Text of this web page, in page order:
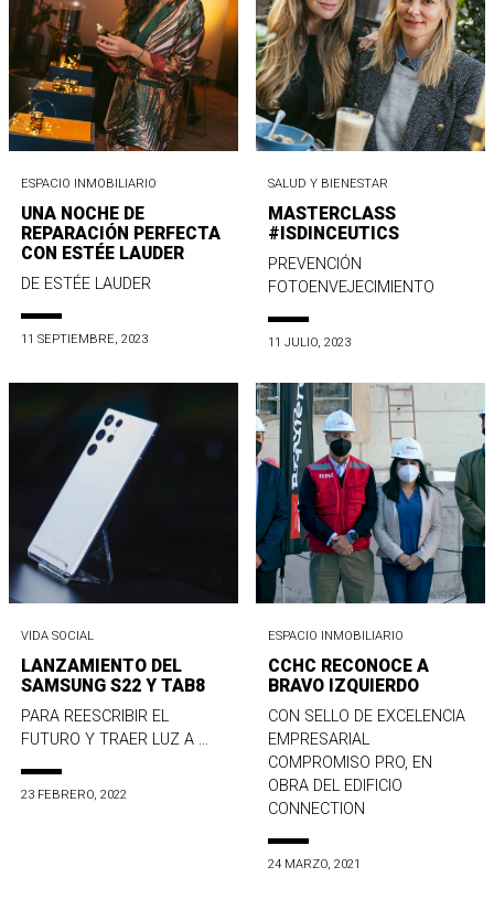
ESPACIO INMOBILIARIO
UNA NOCHE DE
REPARACIÓN PERFECTA
CON ESTÉE LAUDER
DE ESTÉE LAUDER
11 SEPTIEMBRE, 2023
SALUD Y BIENESTAR
MASTERCLASS
#ISDINCEUTICS
PREVENCIÓN
FOTOENVEJECIMIENTO
11 JULIO, 2023
VIDA SOCIAL
LANZAMIENTO DEL
SAMSUNG S22 Y TAB8
PARA REESCRIBIR EL
FUTURO Y TRAER LUZ A ...
23 FEBRERO, 2022
ESPACIO INMOBILIARIO
CCHC RECONOCE A
BRAVO IZQUIERDO
CON SELLO DE EXCELENCIA
EMPRESARIAL
COMPROMISO PRO, EN
OBRA DEL EDIFICIO
CONNECTION
24 MARZO, 2021